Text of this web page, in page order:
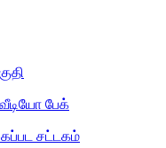
வீடியோ பேக்
சட்டகம்